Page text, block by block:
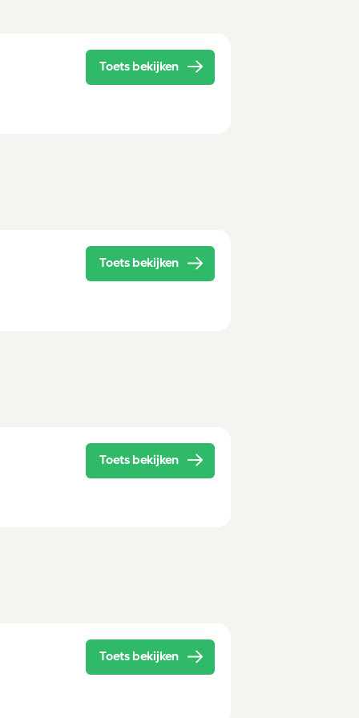
Toets bekijken
Toets bekijken
Toets bekijken
Toets bekijken